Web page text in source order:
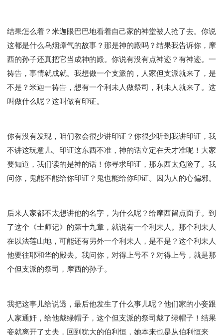
结果怎么着？米迦眼巴巴地看着自己家的神堂被人抢了去。你说
这都是什么乌烟瘴气的故事？那是神的殿吗？结果我告诉你，摩
西的孙子还真把它当成神的殿。你说有没有点神迹？有神迹。一
祷告，事情就成就。我想做一个支派的，人家但支派就来了，是
不是？米迦一祷告，想有一个利未人做祭司，利未人就来了。这
叫做什么呢？这叫做有印证。
你有没有发现，咱们教会很少讲印证？你很少听到我讲印证，我
不讲这玩意儿。印证这东西不准，神的话立定在天才准呢！大家
要知道，我们读的是神的话！你寻求印证，那东西太危险了。我
问你，鬼能不能给你印证？鬼也能给你印证。因为人的心偏邪。
后来人家都不太想讲他的名字，为什么呢？给摩西留点面子。到
了这个《士师记》的第十九章，就说有一个利未人。那个利未人
在以法莲山地，可能还有另外一个利未人，是不是？这个利未人
他要往耶和华的殿去。我问你，对得上号不？对得上号，就是那
个但支派的祭司，摩西的孙子。
我把这事儿给说透，最后他发生了什么事儿呢？他们家的小妾跟
人家通奸，给他戴绿帽子，这个但支派的祭司戴了绿帽子！结果
妾就离开了丈夫，回到犹大的伯利恒，她本来也是从伯利恒来